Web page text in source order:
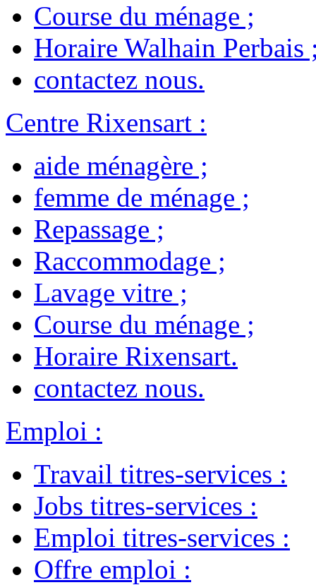
Course du ménage ;
Horaire Walhain Perbais
contactez nous.
Centre Rixensart :
aide ménagère ;
femme de ménage ;
Repassage ;
Raccommodage ;
Lavage vitre ;
Course du ménage ;
Horaire Rixensart.
contactez nous.
Emploi :
Travail titres-services :
Jobs titres-services :
Emploi titres-services :
Offre emploi :